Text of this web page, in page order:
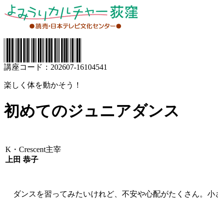
講座コード：202607-16104541
楽しく体を動かそう！
初めてのジュニアダンス
K・Crescent主宰
上田 恭子
ダンスを習ってみたいけれど、不安や心配がたくさん。